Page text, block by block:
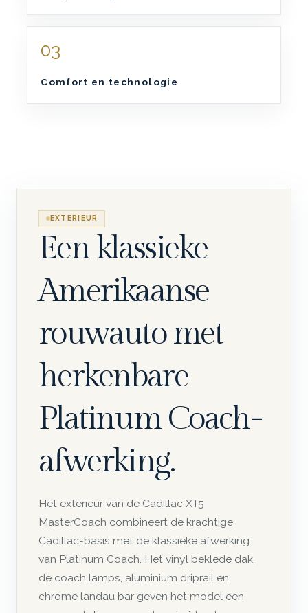
03
Comfort en technologie
EXTERIEUR
Een klassieke
Amerikaanse
rouwauto met
herkenbare
Platinum Coach-
afwerking.
Het exterieur van de Cadillac XT5
MasterCoach combineert de krachtige
Cadillac-basis met de klassieke afwerking
van Platinum Coach. Het vinyl beklede dak,
de coach lamps, aluminium driprail en
chrome landau bar geven het model een